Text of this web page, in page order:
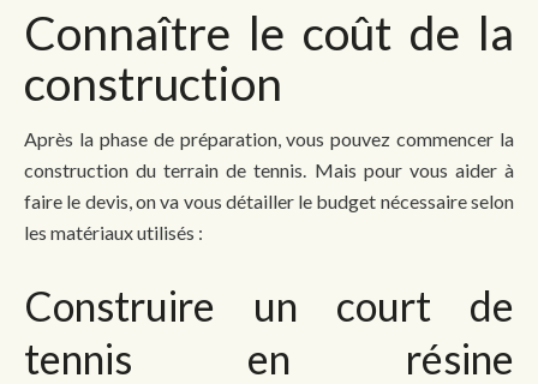
Connaître le coût de la
construction
Après la phase de préparation, vous pouvez commencer la
construction du terrain de tennis. Mais pour vous aider à
faire le devis, on va vous détailler le budget nécessaire selon
les matériaux utilisés :
Construire un court de
tennis en résine